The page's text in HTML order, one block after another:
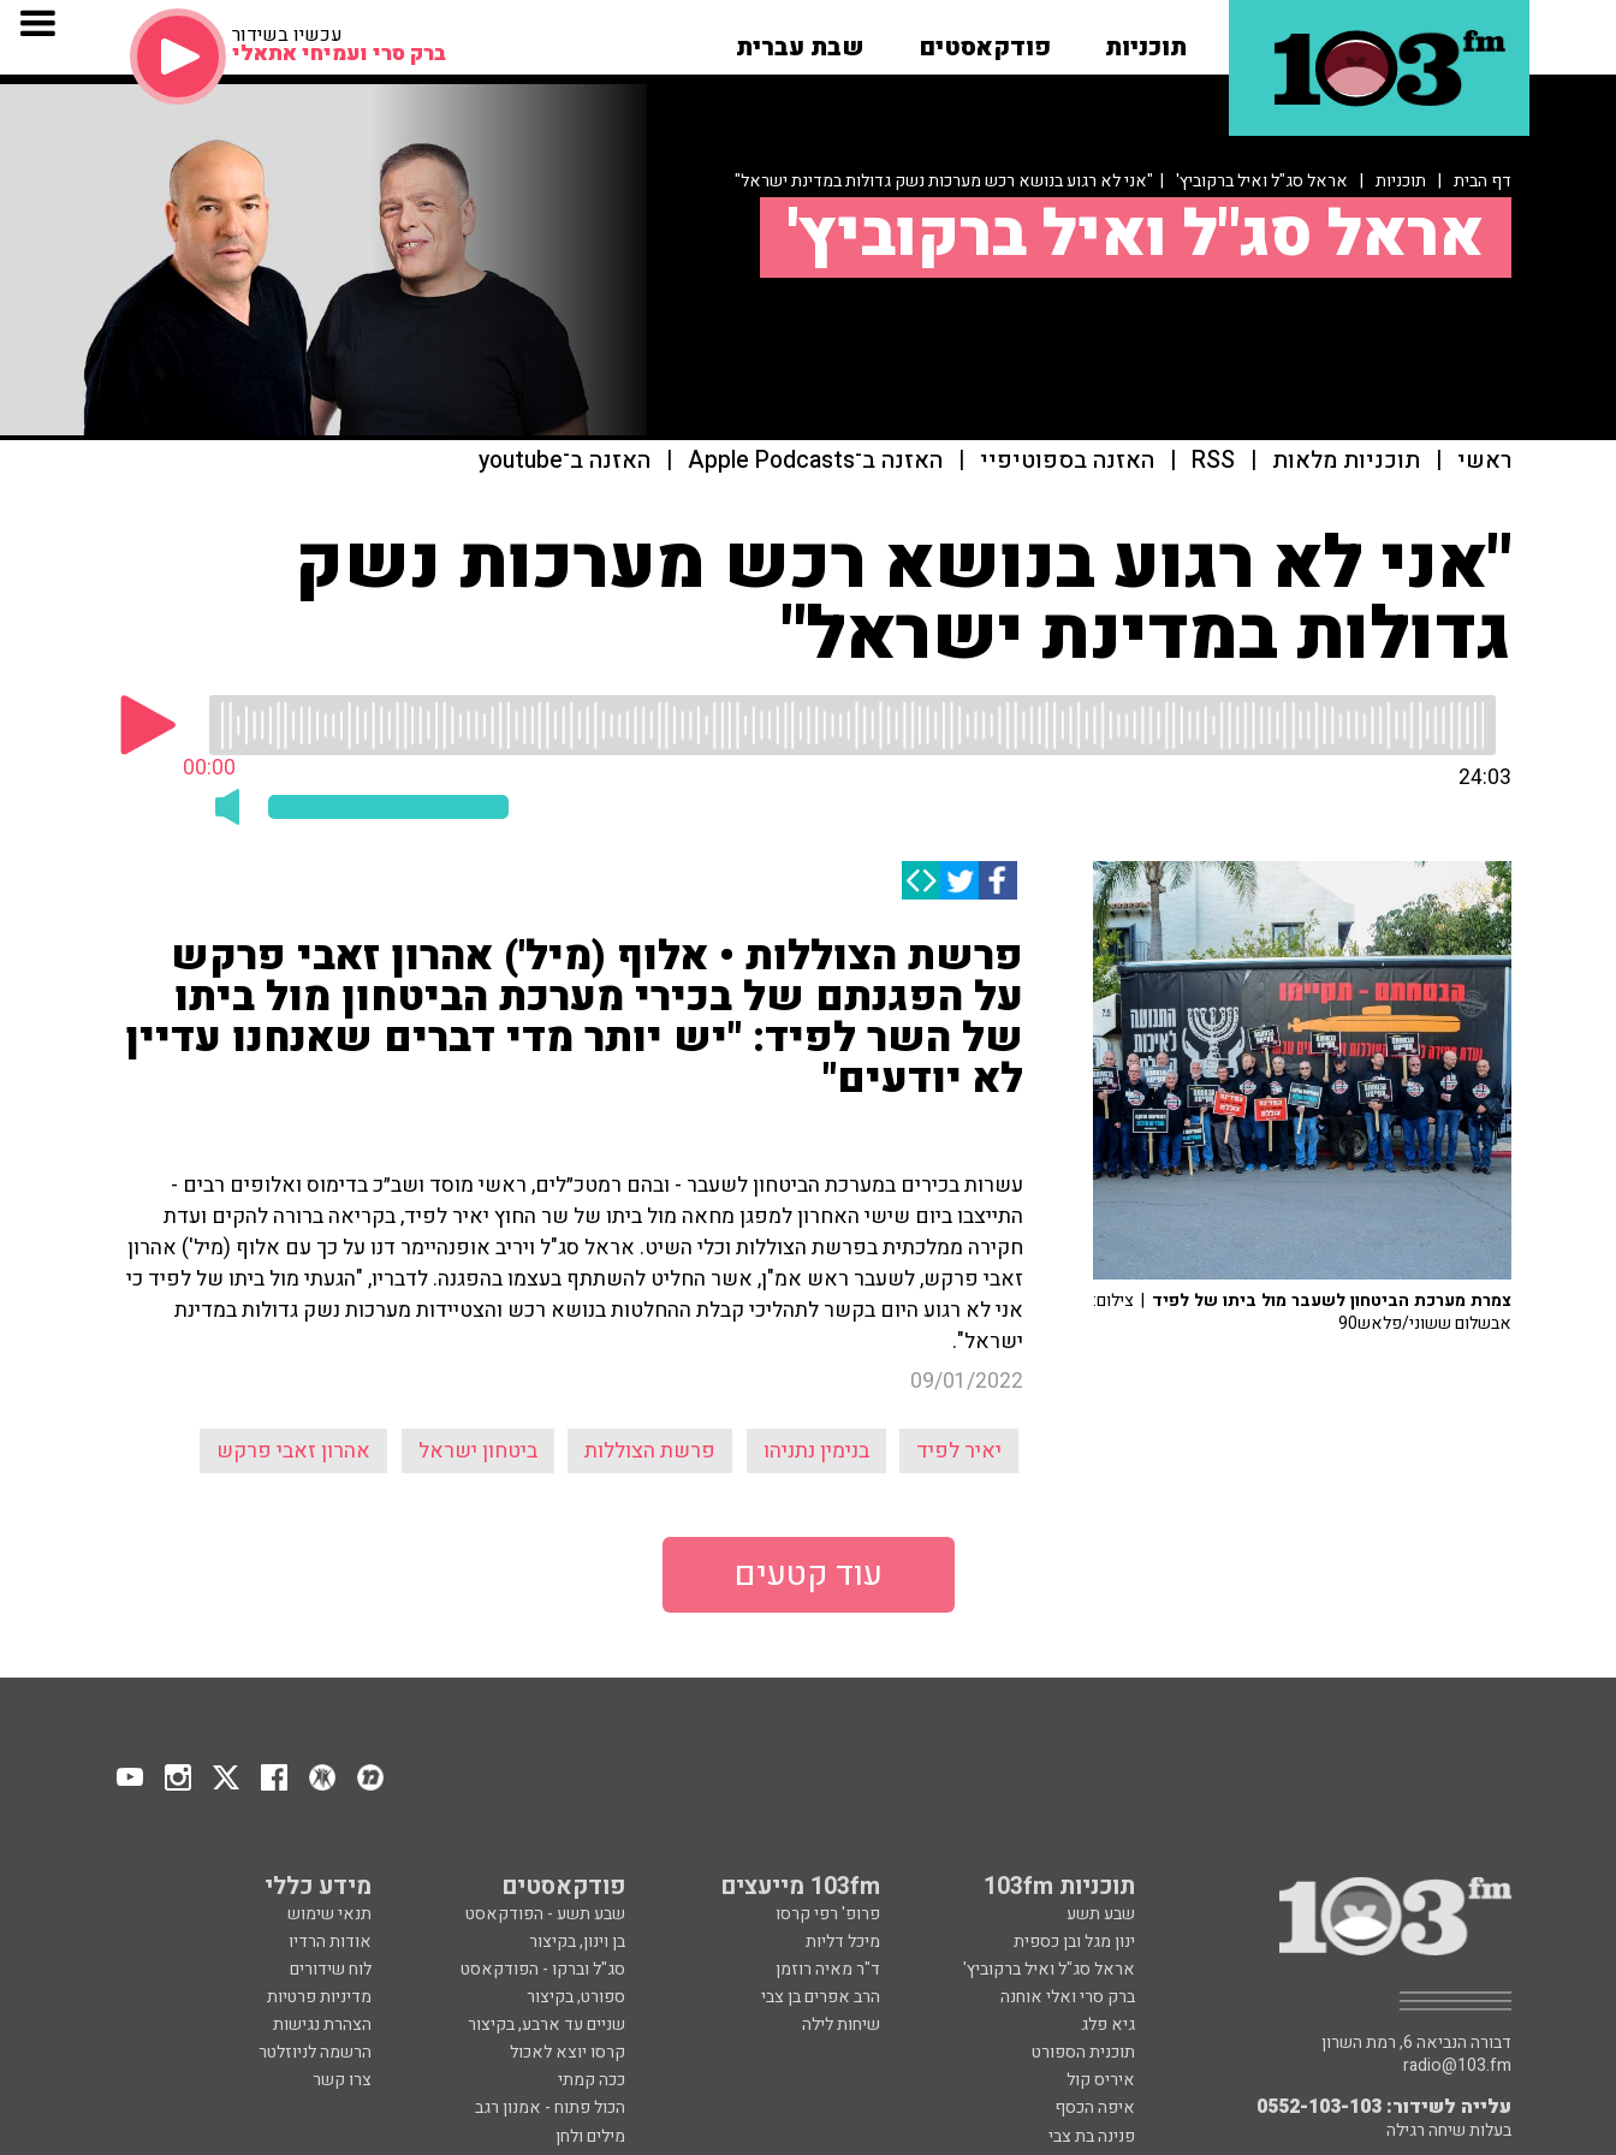
תוכניות פודקאסטים שבת עברית עכשיו בשידור
ברק סרי ועמיחי אתאלי
דף הבית | תוכניות | אראל סג"ל ואיל ברקוביץ' | "אני לא רגוע בנושא רכש מערכות נשק גדולות במדינת ישראל"
אראל סג"ל ואיל ברקוביץ'
ראשי | תוכניות מלאות |
RSS
| האזנה בספוטיפיי | האזנה ב־Apple Podcasts | האזנה ב־youtube
"אני לא רגוע בנושא רכש מערכות נשק
גדולות במדינת ישראל"
00:00 24:03
פרשת הצוללות • אלוף (מיל') אהרון זאבי פרקש
על הפגנתם של בכירי מערכת הביטחון מול ביתו
של השר לפיד: "יש יותר מדי דברים שאנחנו עדיין
לא יודעים"
עשרות בכירים במערכת הביטחון לשעבר - ובהם רמטכ״לים, ראשי מוסד ושב״כ בדימוס ואלופים רבים -
התייצבו ביום שישי האחרון למפגן מחאה מול ביתו של שר החוץ יאיר לפיד, בקריאה ברורה להקים ועדת
חקירה ממלכתית בפרשת הצוללות וכלי השיט. אראל סג"ל ויריב אופנהיימר דנו על כך עם אלוף (מיל') אהרון
זאבי פרקש, לשעבר ראש אמ"ן, אשר החליט להשתתף בעצמו בהפגנה. לדבריו, "הגעתי מול ביתו של לפיד כי
אני לא רגוע היום בקשר לתהליכי קבלת ההחלטות בנושא רכש והצטיידות מערכות נשק גדולות במדינת
ישראל".
09/01/2022
יאיר לפיד בנימין נתניהו פרשת הצוללות ביטחון ישראל אהרון זאבי פרקש
צמרת מערכת הביטחון לשעבר מול ביתו של לפיד | צילום:
אבשלום ששוני/פלאש90
עוד קטעים
תוכניות 103fm 103fm מייעצים פודקאסטים מידע כללי
שבע תשע פרופ' רפי קרסו שבע תשע - הפודקאסט
תנאי שימוש
ינון מגל ובן כספית
מיכל דליות בן וינון, בקיצור
אודות הרדיו
אראל סג"ל ואיל ברקוביץ'
ד"ר מאיה רוזמן סג"ל וברקו - הפודקאסט
לוח שידורים
ברק סרי ואלי אוחנה
הרב אפרים בן צבי ספורט, בקיצור
מדיניות פרטיות
גיא פלג
שיחות לילה שניים עד ארבע, בקיצור
הצהרת נגישות
תוכנית הספורט
קרסו יוצא לאכול
הרשמה לניוזלטר
איריס קול
ככה קמתי
צרו קשר
איפה הכסף
הכול פתוח - אמנון רגב
פנינה בת צבי
מילים ולחן
דבורה הנביאה 6, רמת השרון
radio@103.fm
עלייה לשידור: 0552-103-103
בעלות שיחה רגילה